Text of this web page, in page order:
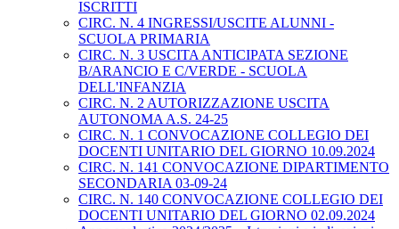
ISCRITTI
CIRC. N. 4 INGRESSI/USCITE ALUNNI -
SCUOLA PRIMARIA
CIRC. N. 3 USCITA ANTICIPATA SEZIONE
B/ARANCIO E C/VERDE - SCUOLA
DELL'INFANZIA
CIRC. N. 2 AUTORIZZAZIONE USCITA
AUTONOMA A.S. 24-25
CIRC. N. 1 CONVOCAZIONE COLLEGIO DEI
DOCENTI UNITARIO DEL GIORNO 10.09.2024
CIRC. N. 141 CONVOCAZIONE DIPARTIMENTO
SECONDARIA 03-09-24
CIRC. N. 140 CONVOCAZIONE COLLEGIO DEI
DOCENTI UNITARIO DEL GIORNO 02.09.2024